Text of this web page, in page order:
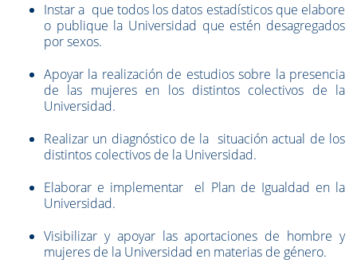
Instar a que todos los datos estadísticos que elabore
o publique la Universidad que estén desagregados
por sexos.
Apoyar la realización de estudios sobre la presencia
de las mujeres en los distintos colectivos de la
Universidad.
Realizar un diagnóstico de la situación actual de los
distintos colectivos de la Universidad.
Elaborar e implementar el Plan de Igualdad en la
Universidad.
Visibilizar y apoyar las aportaciones de hombre y
mujeres de la Universidad en materias de género.